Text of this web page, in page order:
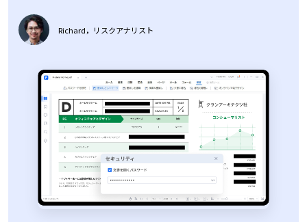
PDFフォーム作成が非常に
編集には欠かせません
Richard，リスクアナリスト